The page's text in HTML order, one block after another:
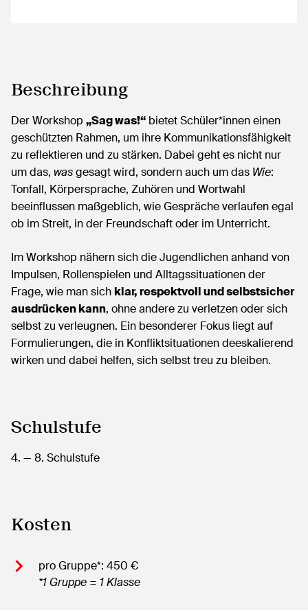
Beschreibung
Der Workshop „Sag was!“ bietet Schüler*innen einen
geschützten Rahmen, um ihre Kommunikationsfähigkeit
zu reflektieren und zu stärken. Dabei geht es nicht nur
um das, wasgesagt wird, sondern auch um das Wie:
Tonfall, Körpersprache, Zuhören und Wortwahl
beeinflussen maßgeblich, wie Gespräche verlaufen egal
ob im Streit, in der Freundschaft oder im Unterricht.
Im Workshop nähern sich die Jugendlichen anhand von
Impulsen, Rollenspielen und Alltagssituationen der
Frage, wie man sich klar, respektvoll und selbstsicher
ausdrücken kann, ohne andere zu verletzen oder sich
selbst zu verleugnen. Ein besonderer Fokus liegt auf
Formulierungen, die in Konfliktsituationen deeskalierend
wirken und dabei helfen, sich selbst treu zu bleiben.
Schulstufe
4. — 8. Schulstufe
Kosten
pro Gruppe*: 450 €
*1 Gruppe = 1 Klasse